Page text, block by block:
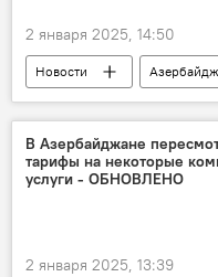
2 января 2025, 14:50
Новости
Гран-при Азербайджана
Сроки
2025 год
Международная
В Азербайджане
тарифы на некоторые
услуги - ОБНОВЛЕНО
2 января 2025, 13:39